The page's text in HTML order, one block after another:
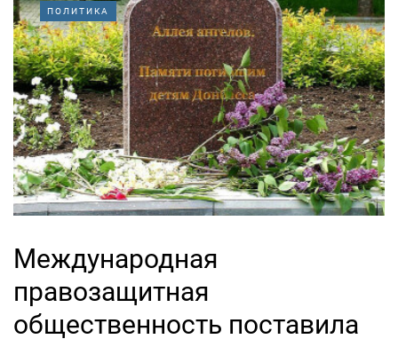
ПОЛИТИКА
Международная
правозащитная
общественность поставила